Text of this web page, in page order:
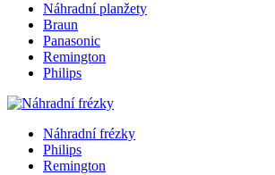
Náhradní planžety
Braun
Panasonic
Remington
Philips
Náhradní frézky
Philips
Remington